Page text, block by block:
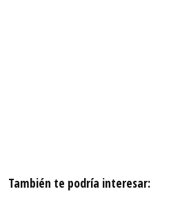
También te podría interesar: